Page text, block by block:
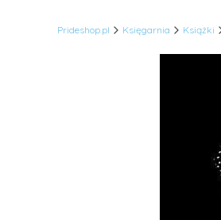
Prideshop.pl Księgarnia Książki